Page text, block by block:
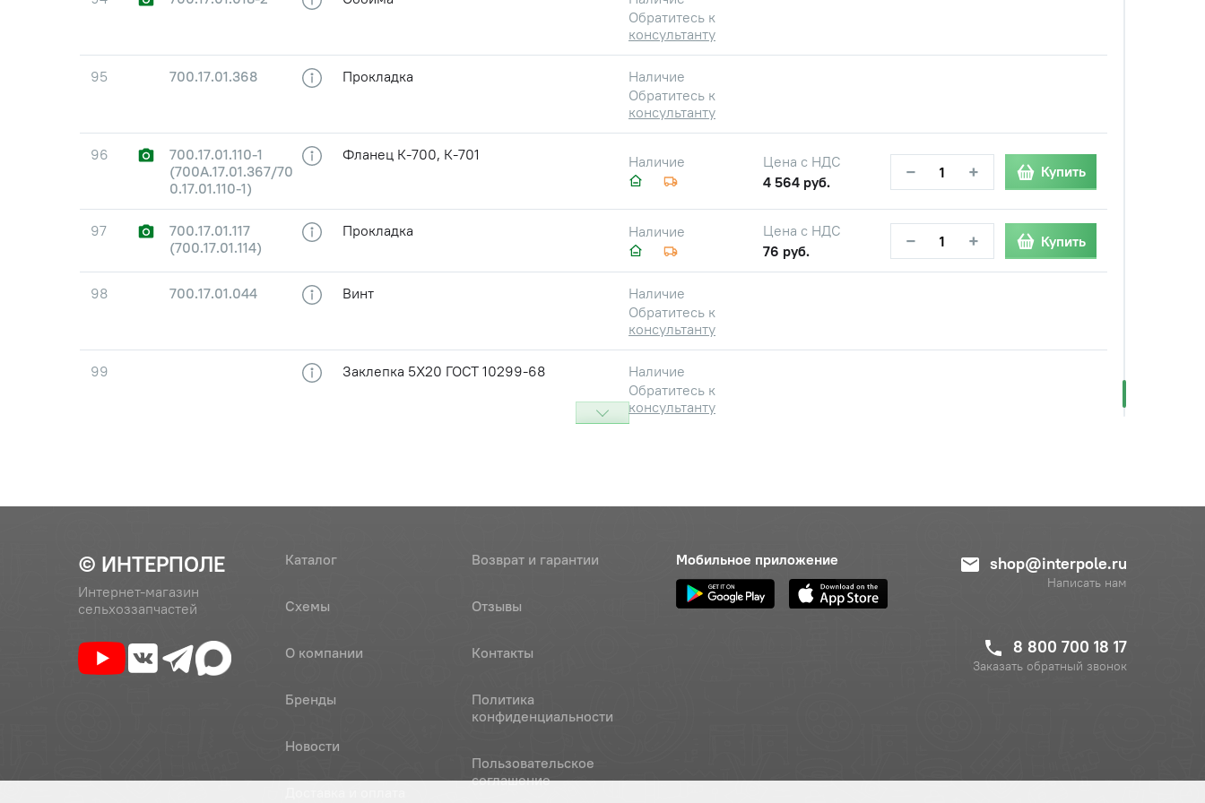
Обратитесь к
консультанту
95 700.17.01.368 Прокладка
Наличие
Обратитесь к
консультанту
96
700.17.01.110-1
(700А.17.01.367/70
0.17.01.110-1)
Фланец К-700, К-701 Наличие
Цена с НДС
4 564 руб.
− + Купить
97
700.17.01.117
(700.17.01.114)
Прокладка Наличие
Цена с НДС
76 руб.
− + Купить
98 700.17.01.044 Винт
Наличие
Обратитесь к
консультанту
99 Заклепка 5Х20 ГОСТ 10299-68
Наличие
Обратитесь к
консультанту
консультанту
© ИНТЕРПОЛЕ
Интернет-магазин
сельхоззапчастей
Каталог
Схемы
О компании
Бренды
Новости
Возврат и гарантии
Отзывы
Контакты
Политика
конфиденциальности
Пользовательское
соглашение
Мобильное приложение shop@interpole.ru
Написать нам
8 800 700 18 17
Заказать обратный звонок